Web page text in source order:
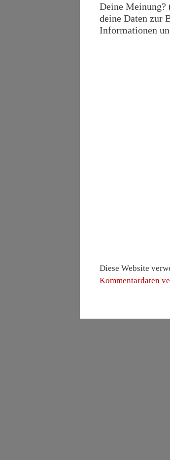
Deine Meinung?
deine Daten zur
Informationen
Diese Website
Kommentardaten